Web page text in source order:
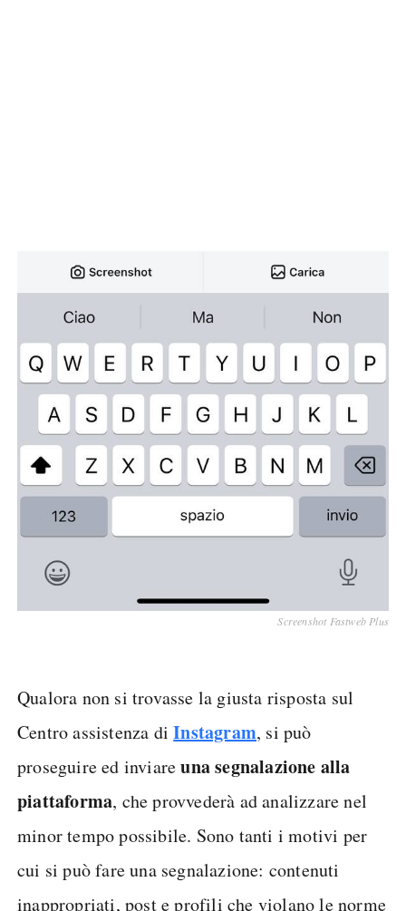
Screenshot Fastweb Plus
Qualora non si trovasse la giusta risposta sul
Centro assistenza diInstagram, si può
proseguire ed inviareuna segnalazione alla
piattaforma, che provvederà ad analizzare nel
minor tempo possibile. Sono tanti i motivi per
cui si può fare una segnalazione: contenuti
inappropriati, post e profili che violano le norme